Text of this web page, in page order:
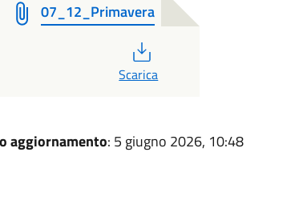
07_12_Primavera
Scarica
aggiornamento: 5 giugno 2026, 10:48